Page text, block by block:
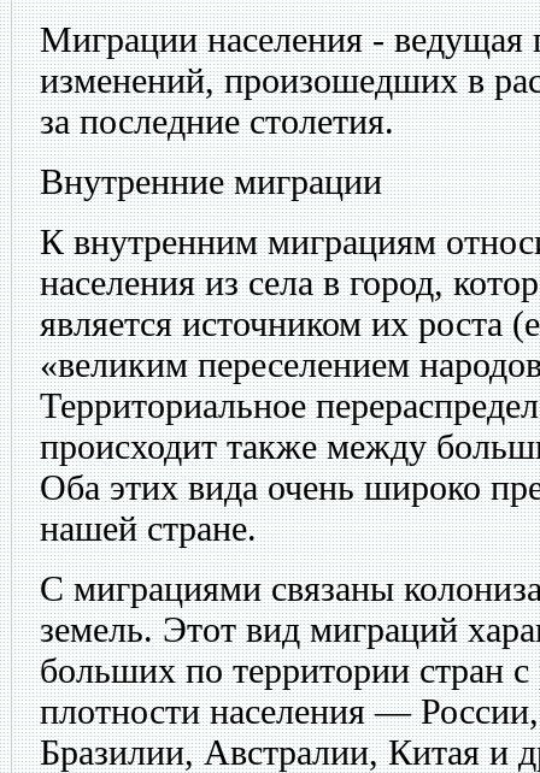
Миграции населения -
изменений, произошедших в
за последние столетия.
Внутренние миграции
К внутренним миграциям
населения из села в город,
является источником их роста
«великим переселением
Территориальное
происходит также между
Оба этих вида очень широко
нашей стране.
С миграциями связаны
земель. Этот вид миграций
больших по территории стран
плотности населения —
Бразилии, Австралии, Китая и